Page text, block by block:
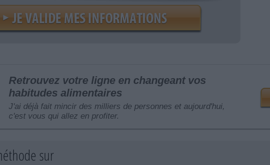
Retrouvez votre ligne en changeant vos
habitudes alimentaires
J'ai déjà fait mincir des milliers de personnes et aujourd'hui,
c'est vous qui allez en profiter.
sur